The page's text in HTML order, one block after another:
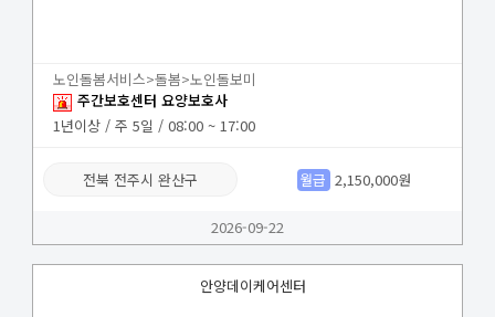
노인돌봄서비스>돌봄>노인돌보미
주간보호센터 요양보호사
1년이상 / 주 5일 / 08:00 ~ 17:00
전북 전주시 완산구 월급 2,150,000원
2026-09-22
안양데이케어센터